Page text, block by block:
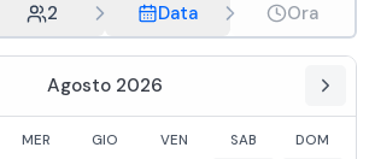
2 Data Ora
Agosto 2026
MER GIO VEN SAB DOM